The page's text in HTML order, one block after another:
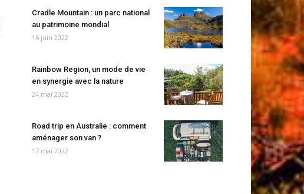
Cradle Mountain : un parc national
au patrimoine mondial
16 juin 2022
Rainbow Region, un mode de vie
en synergie avec la nature
24 mai 2022
Road trip en Australie : comment
aménager son van ?
17 mai 2022